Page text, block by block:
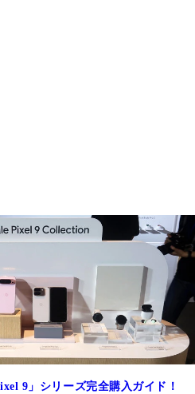
9」シリーズ完全購入ガイド！